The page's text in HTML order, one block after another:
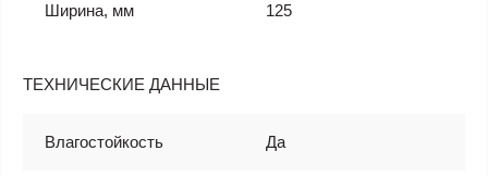
Ширина, мм 125
ТЕХНИЧЕСКИЕ ДАННЫЕ
Влагостойкость Да